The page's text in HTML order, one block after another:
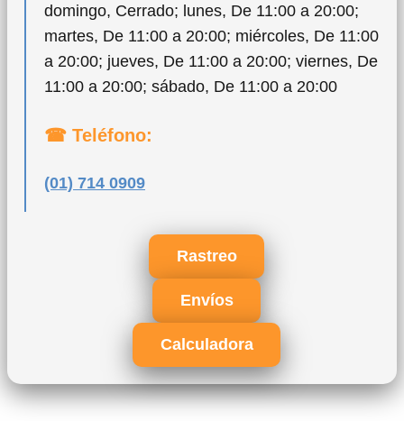
domingo, Cerrado; lunes, De 11:00 a 20:00;
martes, De 11:00 a 20:00; miércoles, De 11:00
a 20:00; jueves, De 11:00 a 20:00; viernes, De
11:00 a 20:00; sábado, De 11:00 a 20:00
☎ Teléfono:
(01) 714 0909
Rastreo
Envíos
Calculadora